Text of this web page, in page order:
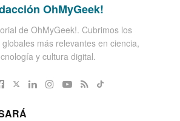
OhMyGeek!
de OhMyGeek!. Cubrimos los
más relevantes en ciencia,
y cultura digital.